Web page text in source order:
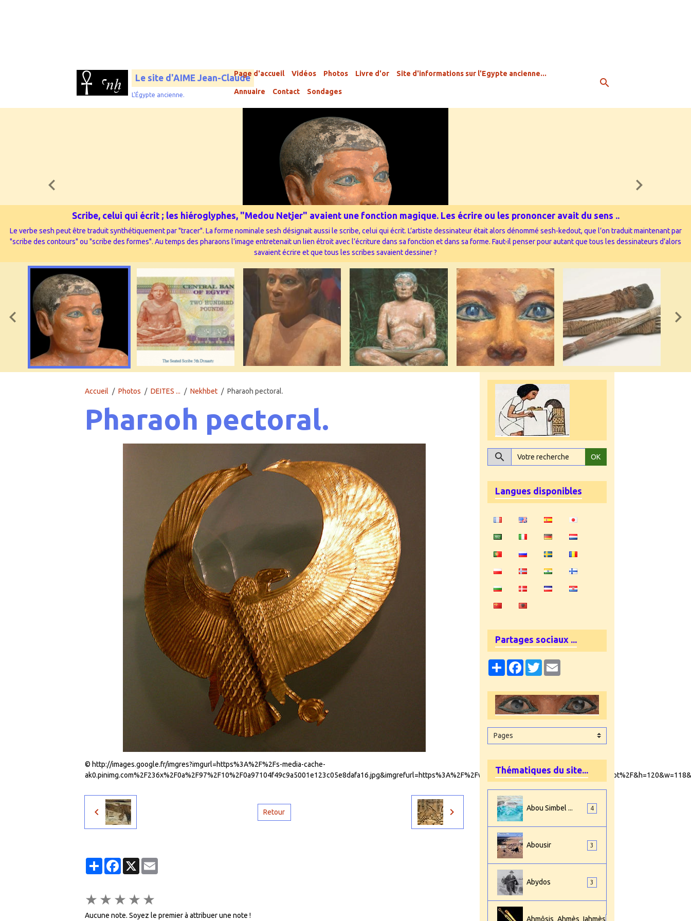
Le site d'AIME Jean-Claude
L'Égypte ancienne.
Page d'accueil Vidéos Photos Livre d'or Site d'informations sur l'Egypte ancienne...
Annuaire Contact Sondages
Scribe, celui qui écrit ; les hiéroglyphes, "Medou Netjer" avaient une fonction magique. Les écrire ou les prononcer avait du sens ..
Le verbe sesh peut être traduit synthétiquement par "tracer". La forme nominale sesh désignait aussi le scribe, celui qui écrit. L’artiste dessinateur était alors dénommé sesh-kedout, que l’on traduit maintenant par
"scribe des contours" ou "scribe des formes". Au temps des pharaons l’image entretenait un lien étroit avec l’écriture dans sa fonction et dans sa forme. Faut-il penser pour autant que tous les dessinateurs d’alors
savaient écrire et que tous les scribes savaient dessiner ?
Accueil Photos DEITES ... Nekhbet Pharaoh pectoral.
Pharaoh pectoral.
© http://images.google.fr/imgres?imgurl=https%3A%2F%2Fs-media-cache-
Retour
PartagerFacebook
X
★ ★ ★ ★ ★
Aucune note. Soyez le premier à attribuer une note !
OK
Langues disponibles
Partages sociaux ...
PartagerFacebook
Twitter
Thématiques du site...
Abou Simbel ... 4
Abousir 3
Abydos 3
Ahmôsis_Ahmès_Iahmès